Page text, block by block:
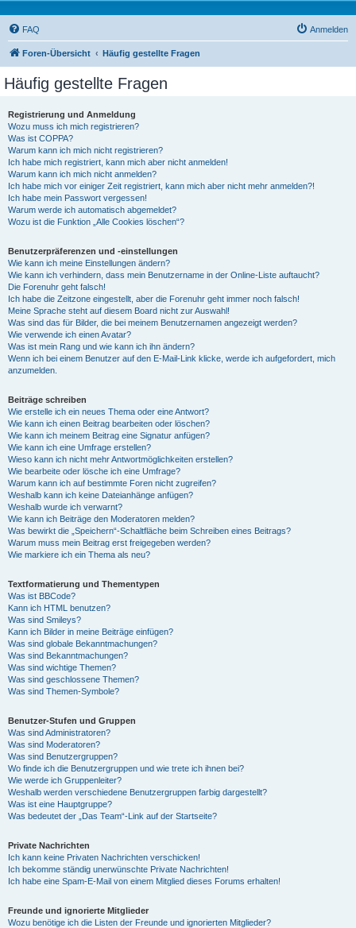
FAQ Anmelden
Foren-Übersicht Häufig gestellte Fragen
Häufig gestellte Fragen
Registrierung und Anmeldung
Wozu muss ich mich registrieren?
Was ist COPPA?
Warum kann ich mich nicht registrieren?
Ich habe mich registriert, kann mich aber nicht anmelden!
Warum kann ich mich nicht anmelden?
Ich habe mich vor einiger Zeit registriert, kann mich aber nicht mehr anmelden?!
Ich habe mein Passwort vergessen!
Warum werde ich automatisch abgemeldet?
Wozu ist die Funktion „Alle Cookies löschen“?
Benutzerpräferenzen und -einstellungen
Wie kann ich meine Einstellungen ändern?
Wie kann ich verhindern, dass mein Benutzername in der Online-Liste auftaucht?
Die Forenuhr geht falsch!
Ich habe die Zeitzone eingestellt, aber die Forenuhr geht immer noch falsch!
Meine Sprache steht auf diesem Board nicht zur Auswahl!
Was sind das für Bilder, die bei meinem Benutzernamen angezeigt werden?
Wie verwende ich einen Avatar?
Was ist mein Rang und wie kann ich ihn ändern?
Wenn ich bei einem Benutzer auf den E-Mail-Link klicke, werde ich aufgefordert, mich
anzumelden.
Beiträge schreiben
Wie erstelle ich ein neues Thema oder eine Antwort?
Wie kann ich einen Beitrag bearbeiten oder löschen?
Wie kann ich meinem Beitrag eine Signatur anfügen?
Wie kann ich eine Umfrage erstellen?
Wieso kann ich nicht mehr Antwortmöglichkeiten erstellen?
Wie bearbeite oder lösche ich eine Umfrage?
Warum kann ich auf bestimmte Foren nicht zugreifen?
Weshalb kann ich keine Dateianhänge anfügen?
Weshalb wurde ich verwarnt?
Wie kann ich Beiträge den Moderatoren melden?
Was bewirkt die „Speichern“-Schaltfläche beim Schreiben eines Beitrags?
Warum muss mein Beitrag erst freigegeben werden?
Wie markiere ich ein Thema als neu?
Textformatierung und Thementypen
Was ist BBCode?
Kann ich HTML benutzen?
Was sind Smileys?
Kann ich Bilder in meine Beiträge einfügen?
Was sind globale Bekanntmachungen?
Was sind Bekanntmachungen?
Was sind wichtige Themen?
Was sind geschlossene Themen?
Was sind Themen-Symbole?
Benutzer-Stufen und Gruppen
Was sind Administratoren?
Was sind Moderatoren?
Was sind Benutzergruppen?
Wo finde ich die Benutzergruppen und wie trete ich ihnen bei?
Wie werde ich Gruppenleiter?
Weshalb werden verschiedene Benutzergruppen farbig dargestellt?
Was ist eine Hauptgruppe?
Was bedeutet der „Das Team“-Link auf der Startseite?
Private Nachrichten
Ich kann keine Privaten Nachrichten verschicken!
Ich bekomme ständig unerwünschte Private Nachrichten!
Ich habe eine Spam-E-Mail von einem Mitglied dieses Forums erhalten!
Freunde und ignorierte Mitglieder
Wozu benötige ich die Listen der Freunde und ignorierten Mitglieder?